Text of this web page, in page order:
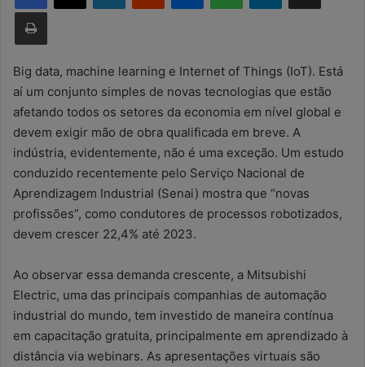
-
m
a
i
l
Big data, machine learning e Internet of Things (IoT). Está
aí um conjunto simples de novas tecnologias que estão
afetando todos os setores da economia em nível global e
devem exigir mão de obra qualificada em breve. A
indústria, evidentemente, não é uma exceção. Um estudo
conduzido recentemente pelo Serviço Nacional de
Aprendizagem Industrial (Senai) mostra que “novas
profissões”, como condutores de processos robotizados,
devem crescer 22,4% até 2023.
Ao observar essa demanda crescente, a Mitsubishi
Electric, uma das principais companhias de automação
industrial do mundo, tem investido de maneira contínua
em capacitação gratuita, principalmente em aprendizado à
distância via webinars. As apresentações virtuais são